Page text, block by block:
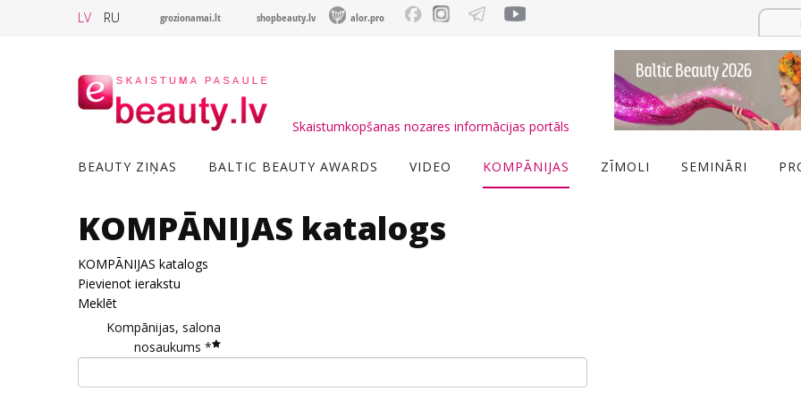
LV RU grozionamai.lt shopbeauty.lv alor.pro
Skaistumkopšanas nozares informācijas portāls
BEAUTY ZIŅAS BALTIC BEAUTY AWARDS VIDEO KOMPĀNIJAS ZĪMOLI SEMINĀRI
KOMPĀNIJAS katalogs
KOMPĀNIJAS katalogs
Pievienot ierakstu
Meklēt
Kompānijas, salona
nosaukums *